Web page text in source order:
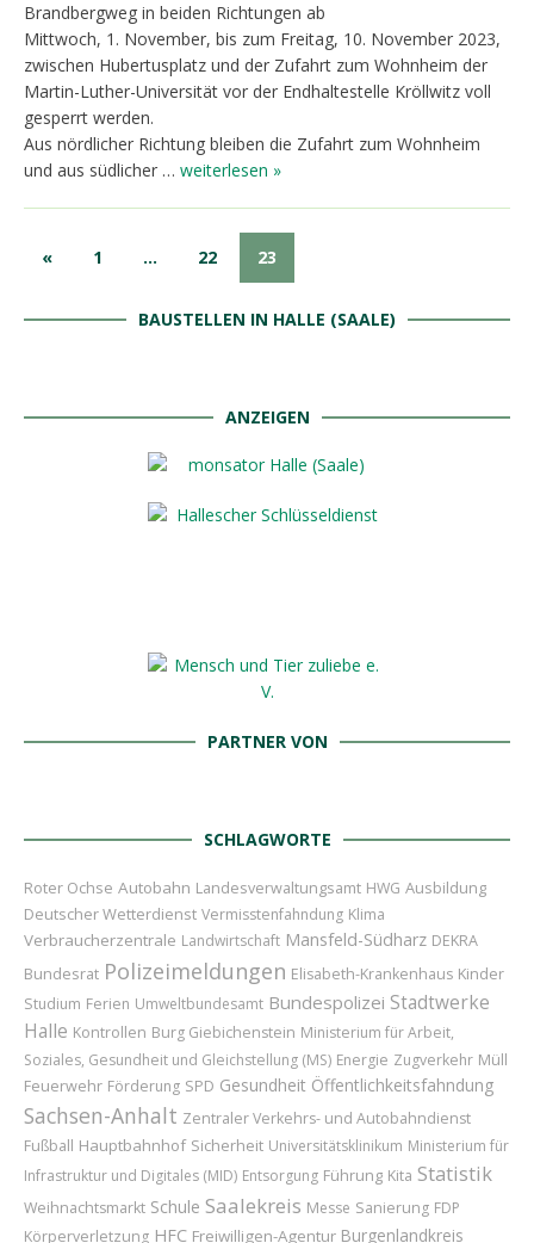
Brandbergweg in beiden Richtungen ab
Mittwoch, 1. November, bis zum Freitag, 10. November 2023,
zwischen Hubertusplatz und der Zufahrt zum Wohnheim der
Martin-Luther-Universität vor der Endhaltestelle Kröllwitz voll
gesperrt werden.
Aus nördlicher Richtung bleiben die Zufahrt zum Wohnheim
und aus südlicher … weiterlesen »
« 1 … 22 23
BAUSTELLEN IN HALLE (SAALE)
ANZEIGEN
PARTNER VON
SCHLAGWORTE
Roter Ochse Autobahn Landesverwaltungsamt HWG Ausbildung
Deutscher Wetterdienst Vermisstenfahndung Klima
Verbraucherzentrale Landwirtschaft Mansfeld-Südharz DEKRA
Bundesrat Polizeimeldungen Elisabeth-Krankenhaus Kinder
Studium Ferien Umweltbundesamt Bundespolizei Stadtwerke
Halle Kontrollen Burg Giebichenstein Ministerium für Arbeit,
Soziales, Gesundheit und Gleichstellung (MS) Energie Zugverkehr Müll
Feuerwehr Förderung SPD Gesundheit Öffentlichkeitsfahndung
Sachsen-Anhalt Zentraler Verkehrs- und Autobahndienst
Fußball Hauptbahnhof Sicherheit Universitätsklinikum Ministerium für
Infrastruktur und Digitales (MID) Entsorgung Führung Kita Statistik
Weihnachtsmarkt Schule Saalekreis Messe Sanierung FDP
Körperverletzung HFC Freiwilligen-Agentur Burgenlandkreis